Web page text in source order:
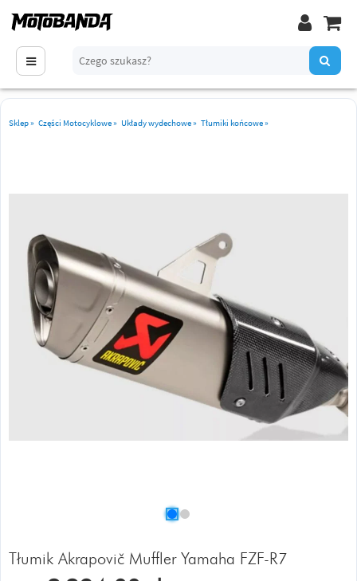
Sklep» Części Motocyklowe» Układy wydechowe» Tłumiki końcowe»
Tłumik Akrapovič Muffler Yamaha FZF-R7